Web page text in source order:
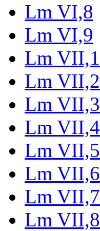
Lm VI,8
Lm VI,9
Lm VII,1
Lm VII,2
Lm VII,3
Lm VII,4
Lm VII,5
Lm VII,6
Lm VII,7
Lm VII,8